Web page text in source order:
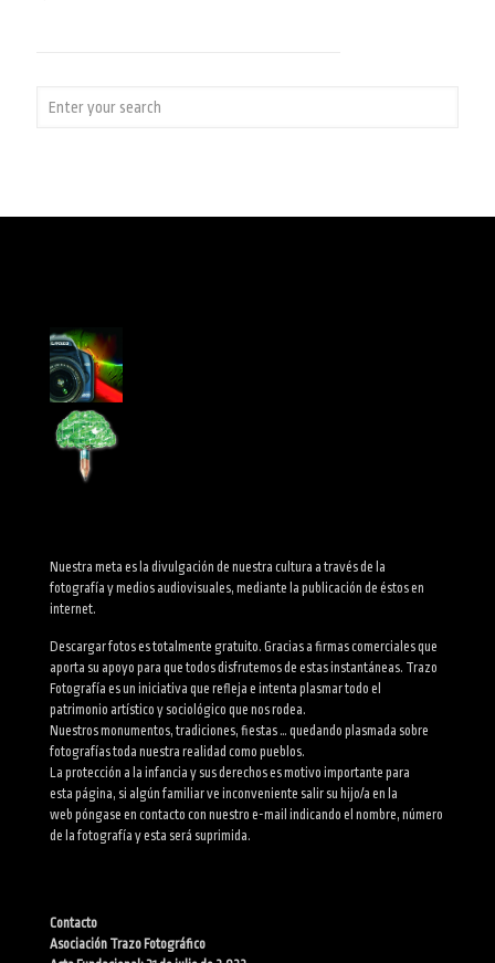
Nuestra meta es la divulgación de nuestra cultura a través de la
fotografía y medios audiovisuales, mediante la publicación de éstos en
internet.
Descargar fotos es totalmente gratuito. Gracias a firmas comerciales que
aporta su apoyo para que todos disfrutemos de estas instantáneas. Trazo
Fotografía es un iniciativa que refleja e intenta plasmar todo el
patrimonio artístico y sociológico que nos rodea.
Nuestros monumentos, tradiciones, fiestas … quedando plasmada sobre
fotografías toda nuestra realidad como pueblos.
La protección a la infancia y sus derechos es motivo importante para
esta página, si algún familiar ve inconveniente salir su hijo/a en la
web póngase en contacto con nuestro e-mail indicando el nombre, número
de la fotografía y esta será suprimida.
Contacto
Asociación Trazo Fotográfico